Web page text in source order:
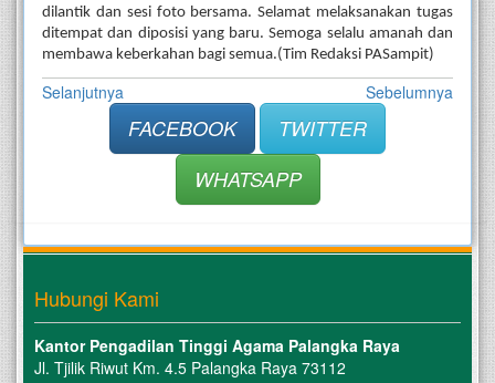
dilantik dan sesi foto bersama. Selamat melaksanakan tugas
ditempat dan diposisi yang baru. Semoga selalu amanah dan
membawa keberkahan bagi semua.(Tim Redaksi PASampit)
Selanjutnya Sebelumnya
FACEBOOK
TWITTER
WHATSAPP
Hubungi Kami
Kantor Pengadilan Tinggi Agama Palangka Raya
Jl. Tjilik Riwut Km. 4.5 Palangka Raya 73112